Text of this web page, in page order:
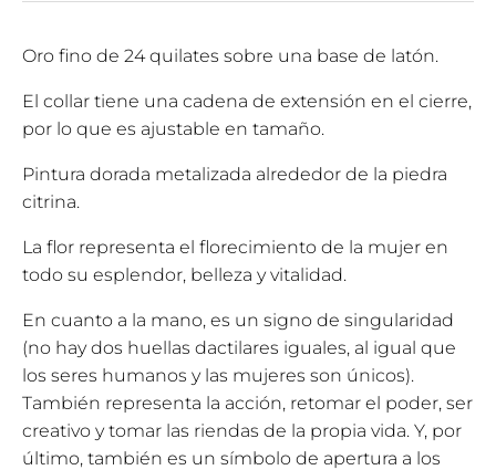
Oro fino de 24 quilates sobre una base de latón.
El collar tiene una cadena de extensión en el cierre,
por lo que es ajustable en tamaño.
Pintura dorada metalizada alrededor de la piedra
citrina.
La flor representa el florecimiento de la mujer en
todo su esplendor, belleza y vitalidad.
En cuanto a la mano, es un signo de singularidad
(no hay dos huellas dactilares iguales, al igual que
los seres humanos y las mujeres son únicos).
También representa la acción, retomar el poder, ser
creativo y tomar las riendas de la propia vida. Y, por
último, también es un símbolo de apertura a los